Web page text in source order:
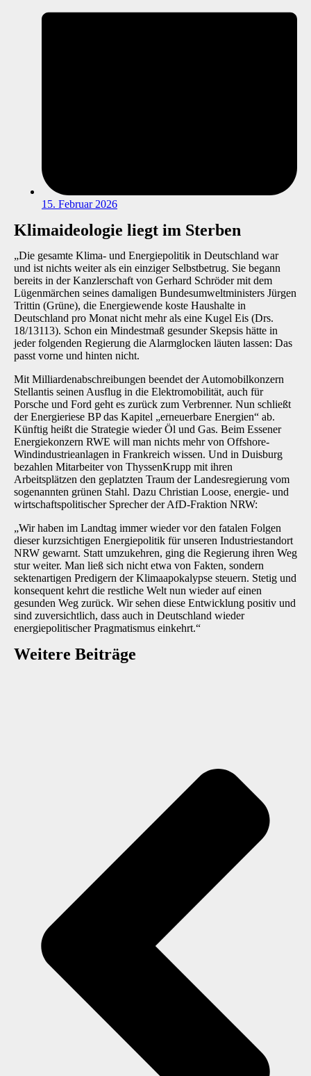
15. Februar 2026
Klimaideologie liegt im Sterben
„Die gesamte Klima- und Energiepolitik in Deutschland war
und ist nichts weiter als ein einziger Selbstbetrug. Sie begann
bereits in der Kanzlerschaft von Gerhard Schröder mit dem
Lügenmärchen seines damaligen Bundesumweltministers Jürgen
Trittin (Grüne), die Energiewende koste Haushalte in
Deutschland pro Monat nicht mehr als eine Kugel Eis (Drs.
18/13113). Schon ein Mindestmaß gesunder Skepsis hätte in
jeder folgenden Regierung die Alarmglocken läuten lassen: Das
passt vorne und hinten nicht.
Mit Milliardenabschreibungen beendet der Automobilkonzern
Stellantis seinen Ausflug in die Elektromobilität, auch für
Porsche und Ford geht es zurück zum Verbrenner. Nun schließt
der Energieriese BP das Kapitel „erneuerbare Energien“ ab.
Künftig heißt die Strategie wieder Öl und Gas. Beim Essener
Energiekonzern RWE will man nichts mehr von Offshore-
Windindustrieanlagen in Frankreich wissen. Und in Duisburg
bezahlen Mitarbeiter von ThyssenKrupp mit ihren
Arbeitsplätzen den geplatzten Traum der Landesregierung vom
sogenannten grünen Stahl. Dazu Christian Loose, energie- und
wirtschaftspolitischer Sprecher der AfD-Fraktion NRW:
„Wir haben im Landtag immer wieder vor den fatalen Folgen
dieser kurzsichtigen Energiepolitik für unseren Industriestandort
NRW gewarnt. Statt umzukehren, ging die Regierung ihren Weg
stur weiter. Man ließ sich nicht etwa von Fakten, sondern
sektenartigen Predigern der Klimaapokalypse steuern. Stetig und
konsequent kehrt die restliche Welt nun wieder auf einen
gesunden Weg zurück. Wir sehen diese Entwicklung positiv und
sind zuversichtlich, dass auch in Deutschland wieder
energiepolitischer Pragmatismus einkehrt.“
Weitere Beiträge